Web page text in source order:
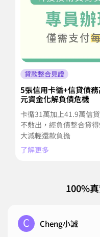
貸款整合見證
5張信用卡循+信貸債
元資金化解負債危機
卡循31萬加上41.9萬信
不敷出，經負債整合貸
大減輕還款負擔
了解更多
100%
C
Cheng小誠